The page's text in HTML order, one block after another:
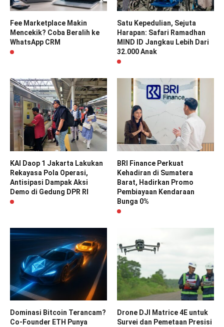
Fee Marketplace Makin
Mencekik? Coba Beralih ke
WhatsApp CRM
Satu Kepedulian, Sejuta
Harapan: Safari Ramadhan
MIND ID Jangkau Lebih Dari
32.000 Anak
KAI Daop 1 Jakarta Lakukan
Rekayasa Pola Operasi,
Antisipasi Dampak Aksi
Demo di Gedung DPR RI
BRI Finance Perkuat
Kehadiran di Sumatera
Barat, Hadirkan Promo
Pembiayaan Kendaraan
Bunga 0%
Dominasi Bitcoin Terancam?
Co-Founder ETH Punya
Drone DJI Matrice 4E untuk
Survei dan Pemetaan Presisi